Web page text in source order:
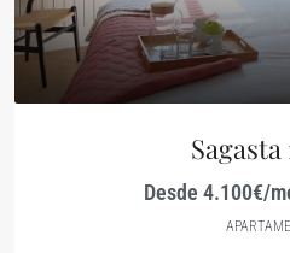
Sagasta
Desde 4.100€/